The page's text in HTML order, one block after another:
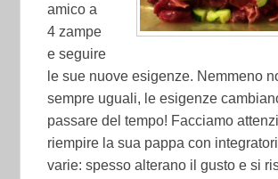
amico a
4 zampe
e seguire
le sue nuove esigenze. Nemmeno
sempre uguali, le esigenze
passare del tempo! Facciamo
riempire la sua pappa con
varie: spesso alterano il gusto e si